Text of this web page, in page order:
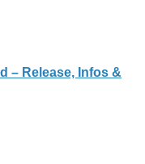
– Release, Infos &